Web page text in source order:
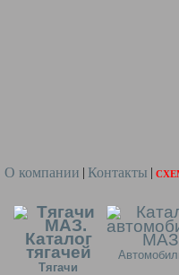
О компании Контакты
Тягачи